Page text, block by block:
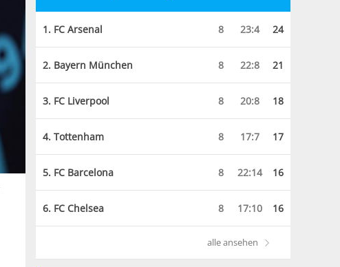
1. FC Arsenal 8 23:4 24
2. Bayern München 8 22:8 21
3. FC Liverpool 8 20:8 18
4. Tottenham 8 17:7 17
5. FC Barcelona 8 22:14 16
6. FC Chelsea 8 17:10 16
alle ansehen